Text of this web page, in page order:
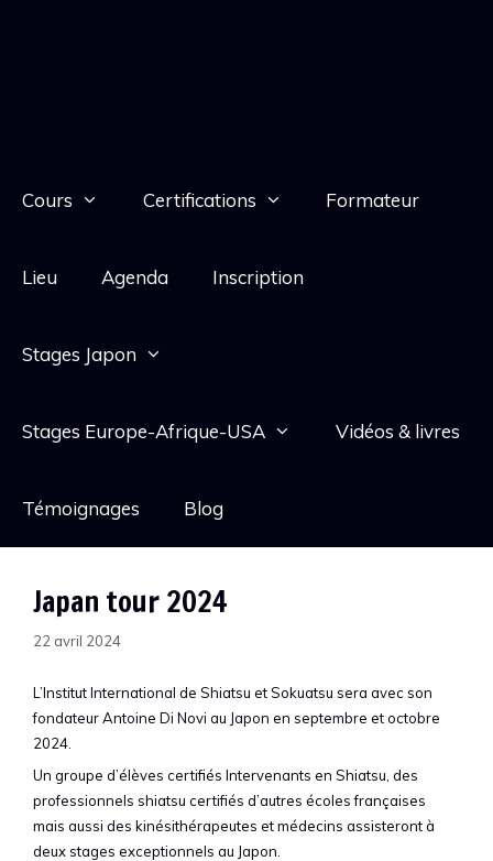
Cours Certifications Formateur
Lieu Agenda Inscription
Stages Japon
Stages Europe-Afrique-USA Vidéos & livres
Témoignages Blog
Japan tour 2024
22 avril 2024
L’Institut International de Shiatsu et Sokuatsu sera avec son
fondateur Antoine Di Novi au Japon en septembre et octobre
2024.
Un groupe d’élèves certifiés Intervenants en Shiatsu, des
professionnels shiatsu certifiés d’autres écoles françaises
mais aussi des kinésithérapeutes et médecins assisteront à
deux stages exceptionnels au Japon.